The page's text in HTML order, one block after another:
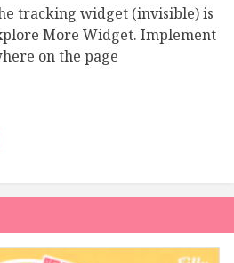
tracking widget (invisible) is
More Widget. Implement
on the page